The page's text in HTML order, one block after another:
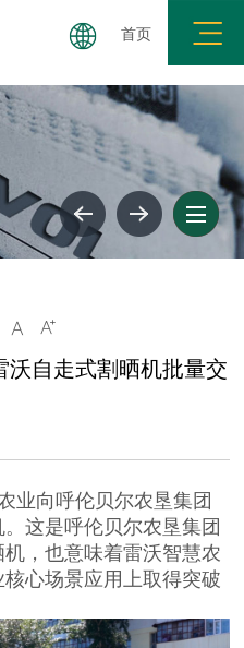
首页
廉政举报 廉洁失信公示
 
自走式割晒机批量交
业向呼伦贝尔农垦集团
这是呼伦贝尔农垦集团
，也意味着雷沃智慧农
心场景应用上取得突破